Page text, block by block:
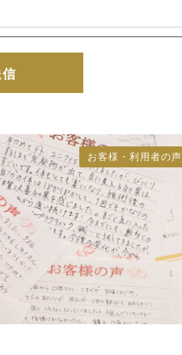
お客様・利用者の声